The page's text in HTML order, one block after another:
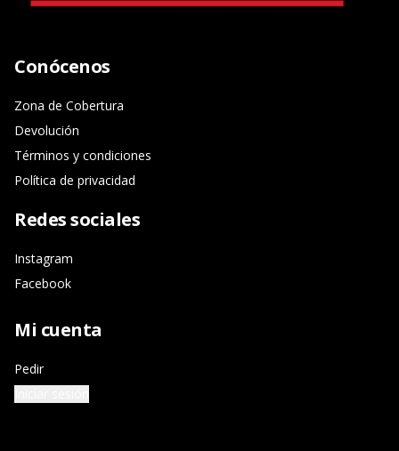
Conócenos
Zona de Cobertura
Devolución
Términos y condiciones
Política de privacidad
Redes sociales
Instagram
Facebook
Mi cuenta
Pedir